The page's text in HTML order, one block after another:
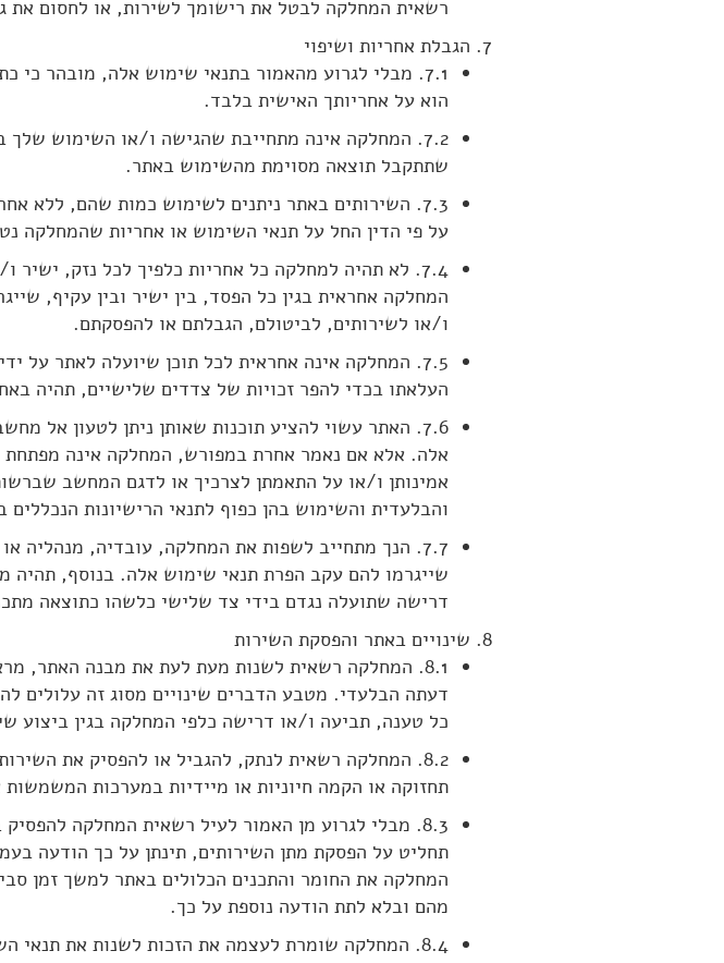
רשאית המחלקה לבטל את רישומך לשירות, או לחסום את
הגבלת אחריות ושיפוי
7.1. מבלי לגרוע מהאמור בתנאי שימוש אלה, מובהר
הוא על אחריותך האישית בלבד.
7.2. המחלקה אינה מתחייבת שהגישה ו/או השימוש
שתתקבל תוצאה מסוימת מהשימוש באתר.
7.3. השירותים באתר ניתנים לשימוש כמות שהם, ללא
על פי הדין החל על תנאי השימוש או אחריות שהמחלקה
7.4. לא תהיה למחלקה כל אחריות כלפיך לכל נזק,
המחלקה אחראית בגין כל הפסד, בין ישיר ובין עקיף,
ו/או לשירותים, לביטולם, הגבלתם או להפסקתם.
7.5. המחלקה אינה אחראית לכל תוכן שיועלה לאתר
העלאתו בכדי להפר זכויות של צדדים שלישיים, תהיה
7.6. האתר עשוי להציע תוכנות שאותן ניתן לטעון אל
אלה. אלא אם נאמר אחרת במפורש, המחלקה אינה מפתחת
אמינותן ו/או על התאמתן לצרכיך או לדגם המחשב
והבלעדית והשימוש בהן כפוף לתנאי הרישיונות הנכללים
7.7. הנך מתחייב לשפות את המחלקה, עובדיה, מנהליה
שייגרמו להם עקב הפרת תנאי שימוש אלה. בנוסף, תהיה
דרישה שתועלה נגדם בידי צד שלישי כלשהו כתוצאה
שינויים באתר והפסקת השירות
8.1. המחלקה רשאית לשנות מעת לעת את מבנה האתר,
דעתה הבלעדי. מטבע הדברים שינויים מסוג זה עלולים
כל טענה, תביעה ו/או דרישה כלפי המחלקה בגין ביצוע
8.2. המחלקה רשאית לנתק, להגביל או להפסיק את
תחזוקה או הקמה חיוניות או מיידיות במערכות
8.3. מבלי לגרוע מן האמור לעיל רשאית המחלקה
תחליט על הפסקת מתן השירותים, תינתן על כך הודעה
המחלקה את החומר והתכנים הכלולים באתר למשך זמן
מהם ובלא לתת הודעה נוספת על כך.
8.4. המחלקה שומרת לעצמה את הזכות לשנות את